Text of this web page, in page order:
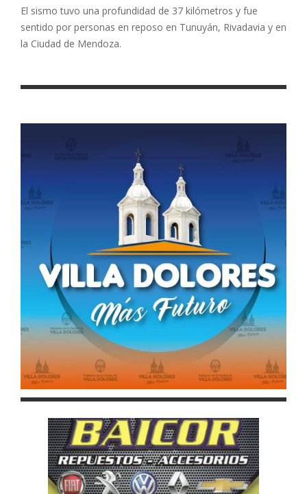
El sismo tuvo una profundidad de 37 kilómetros y fue
sentido por personas en reposo en Tunuyán, Rivadavia y en
la Ciudad de Mendoza.